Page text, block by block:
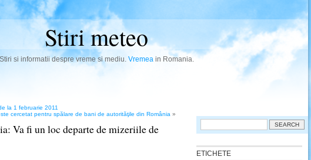
Stiri meteo
Stiri si informatii despre vreme si mediu. Vremeain Romania.
la 1 februarie 2011
cercetat pentru spălare de bani de autorităţile din România »
Va fi un loc departe de mizeriile de
Search
ETICHETE